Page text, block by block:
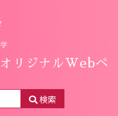
オリジナルWebペ
検索